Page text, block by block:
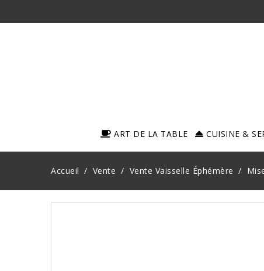
ART DE LA TABLE CUISINE &
Accueil Vente Vente Vaisselle Éphémère